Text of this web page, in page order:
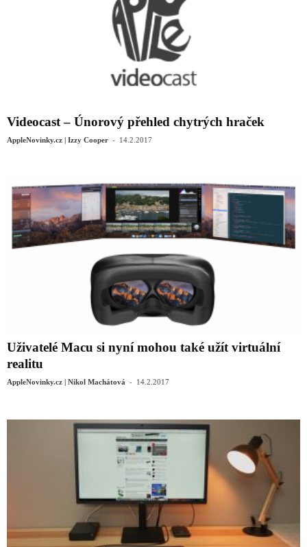
Videocast – Únorový přehled chytrých hraček
AppleNovinky.cz | Izzy Cooper - 14.2.2017
Uživatelé Macu si nyní mohou také užít virtuální
realitu
AppleNovinky.cz | Nikol Machátová - 14.2.2017